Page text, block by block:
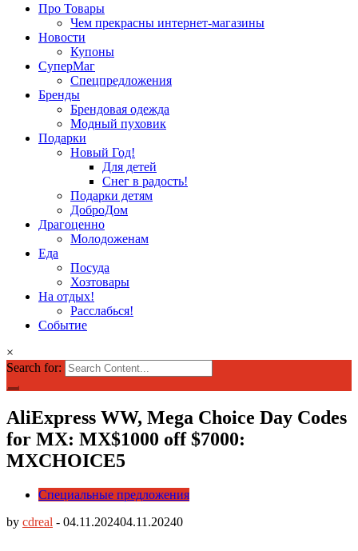
Про Товары
Чем прекрасны интернет-магазины
Новости
Купоны
СуперМаг
Спецпредложения
Бренды
Брендовая одежда
Модный пуховик
Подарки
Новый Год!
Для детей
Снег в радость!
Подарки детям
ДоброДом
Драгоценно
Молодоженам
Еда
Посуда
Хозтовары
На отдых!
Расслабься!
Событие
×
Search for:
AliExpress WW, Mega Choice Day Codes
for MX: MX$1000 off $7000:
MXCHOICE5
Специальные предложения
by cdreal - 04.11.202404.11.20240